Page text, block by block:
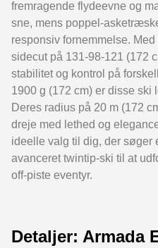
fremragende flydeevne og
sne, mens poppel-
responsiv fornemmelse.
sidecut på 131-98-121 (172
stabilitet og kontrol på
1900 g (172 cm) er disse ski
Deres radius på 20 m (172
dreje med lethed og
ideelle valg til dig, der søger
avanceret twintip-ski til at
off-piste eventyr.
Detaljer: Armada